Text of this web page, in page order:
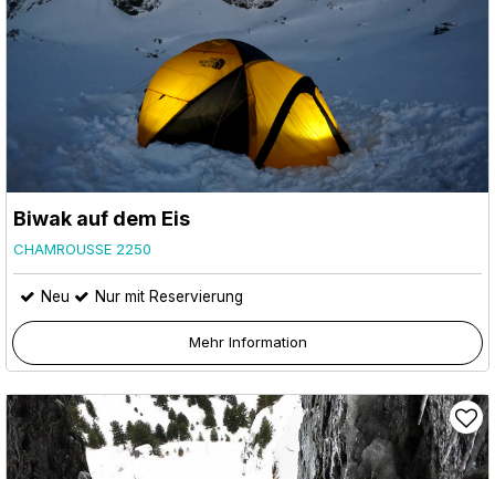
Biwak auf dem Eis
CHAMROUSSE 2250
Neu Nur mit Reservierung
Mehr Information